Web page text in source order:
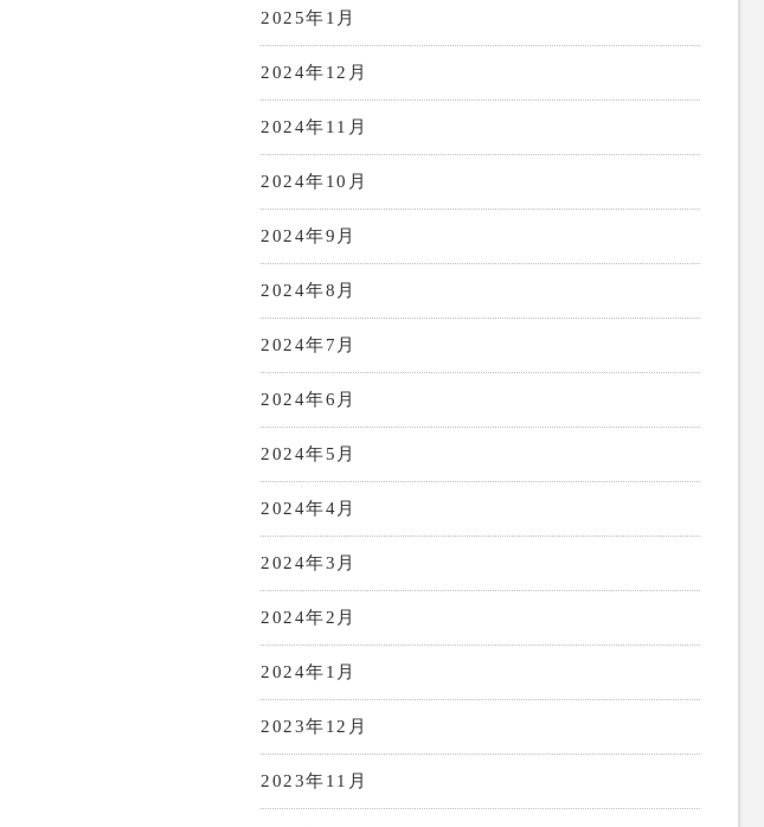
2025年1月
2024年12月
2024年11月
2024年10月
2024年9月
2024年8月
2024年7月
2024年6月
2024年5月
2024年4月
2024年3月
2024年2月
2024年1月
2023年12月
2023年11月